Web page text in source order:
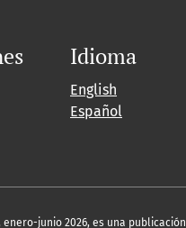
Idioma
English
Español
enero-junio 2026, es una